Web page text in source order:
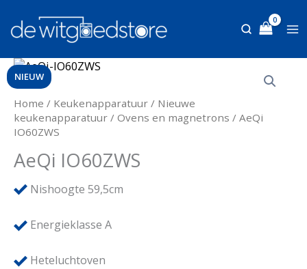
naar
de
inhoud
NIEUW
Home / Keukenapparatuur / Nieuwe
keukenapparatuur / Ovens en magnetrons / AeQi
IO60ZWS
AeQi IO60ZWS
Nishoogte 59,5cm
Energieklasse A
Heteluchtoven